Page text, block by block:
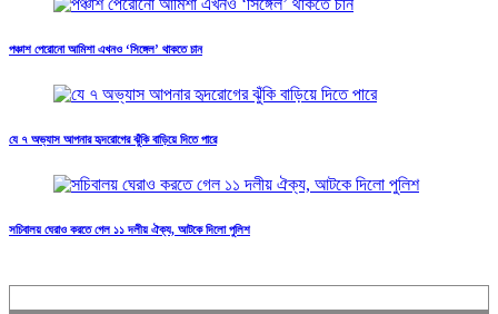
পঞ্চাশ পেরোনো আমিশা এখনও ‘সিঙ্গেল’ থাকতে চান
যে ৭ অভ্যাস আপনার হৃদরোগের ঝুঁকি বাড়িয়ে দিতে পারে
সচিবালয় ঘেরাও করতে গেল ১১ দলীয় ঐক্য, আটকে দিলো পুলিশ